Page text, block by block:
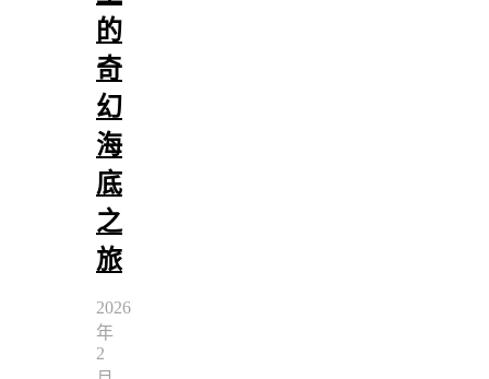
的
奇
幻
海
底
之
旅
2026
年
2